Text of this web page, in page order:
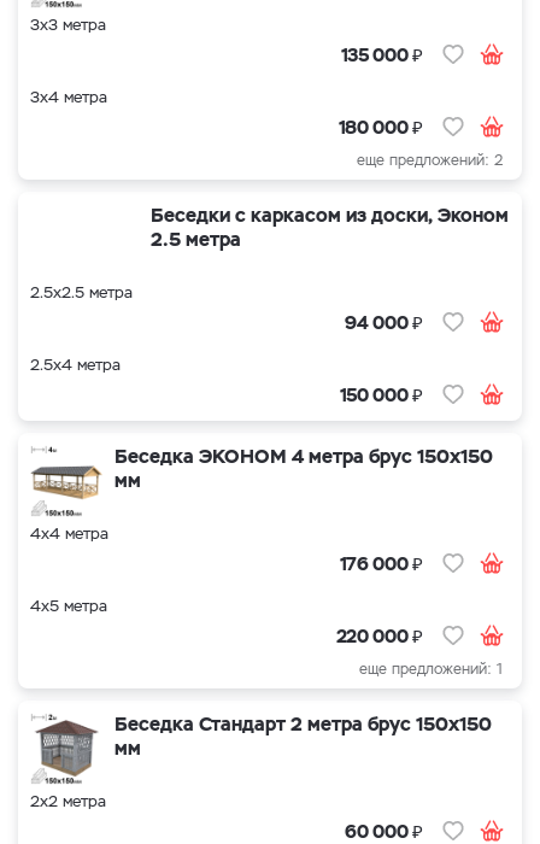
3х3 метра
135 000₽
3х4 метра
180 000₽
еще предложений: 2
Беседки с каркасом из доски, Эконом
2.5 метра
2.5х2.5 метра
94 000₽
2.5х4 метра
150 000₽
Беседка ЭКОНОМ 4 метра брус 150х150
мм
4х4 метра
176 000₽
4х5 метра
220 000₽
еще предложений: 1
Беседка Стандарт 2 метра брус 150х150
мм
2х2 метра
60 000₽